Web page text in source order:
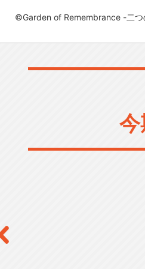
©Garden of Remembrance -二つ